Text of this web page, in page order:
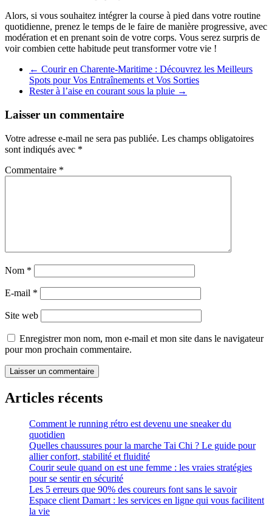
Alors, si vous souhaitez intégrer la course à pied dans votre routine
quotidienne, prenez le temps de le faire de manière progressive, avec
modération et en prenant soin de votre corps. Vous serez surpris de
voir combien cette habitude peut transformer votre vie !
← Courir en Charente-Maritime : Découvrez les Meilleurs
Spots pour Vos Entraînements et Vos Sorties
Rester à l’aise en courant sous la pluie →
Laisser un commentaire
Votre adresse e-mail ne sera pas publiée. Les champs obligatoires
sont indiqués avec *
Commentaire *
Nom *
E-mail *
Site web
Enregistrer mon nom, mon e-mail et mon site dans le navigateur
pour mon prochain commentaire.
Articles récents
Comment le running rétro est devenu une sneaker du
quotidien
Quelles chaussures pour la marche Tai Chi ? Le guide pour
allier confort, stabilité et fluidité
Courir seule quand on est une femme : les vraies stratégies
pour se sentir en sécurité
Les 5 erreurs que 90% des coureurs font sans le savoir
Espace client Damart : les services en ligne qui vous facilitent
la vie